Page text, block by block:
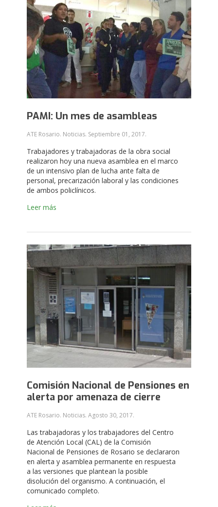
PAMI: Un mes de asambleas
ATE Rosario. Noticias. Septiembre 01, 2017.
Trabajadores y trabajadoras de la obra social
realizaron hoy una nueva asamblea en el marco
de un intensivo plan de lucha ante falta de
personal, precarización laboral y las condiciones
de ambos policlínicos.
Leer más
Comisión Nacional de Pensiones en
alerta por amenaza de cierre
ATE Rosario. Noticias. Agosto 30, 2017.
Las trabajadoras y los trabajadores del Centro
de Atención Local (CAL) de la Comisión
Nacional de Pensiones de Rosario se declararon
en alerta y asamblea permanente en respuesta
a las versiones que plantean la posible
disolución del organismo. A continuación, el
comunicado completo.